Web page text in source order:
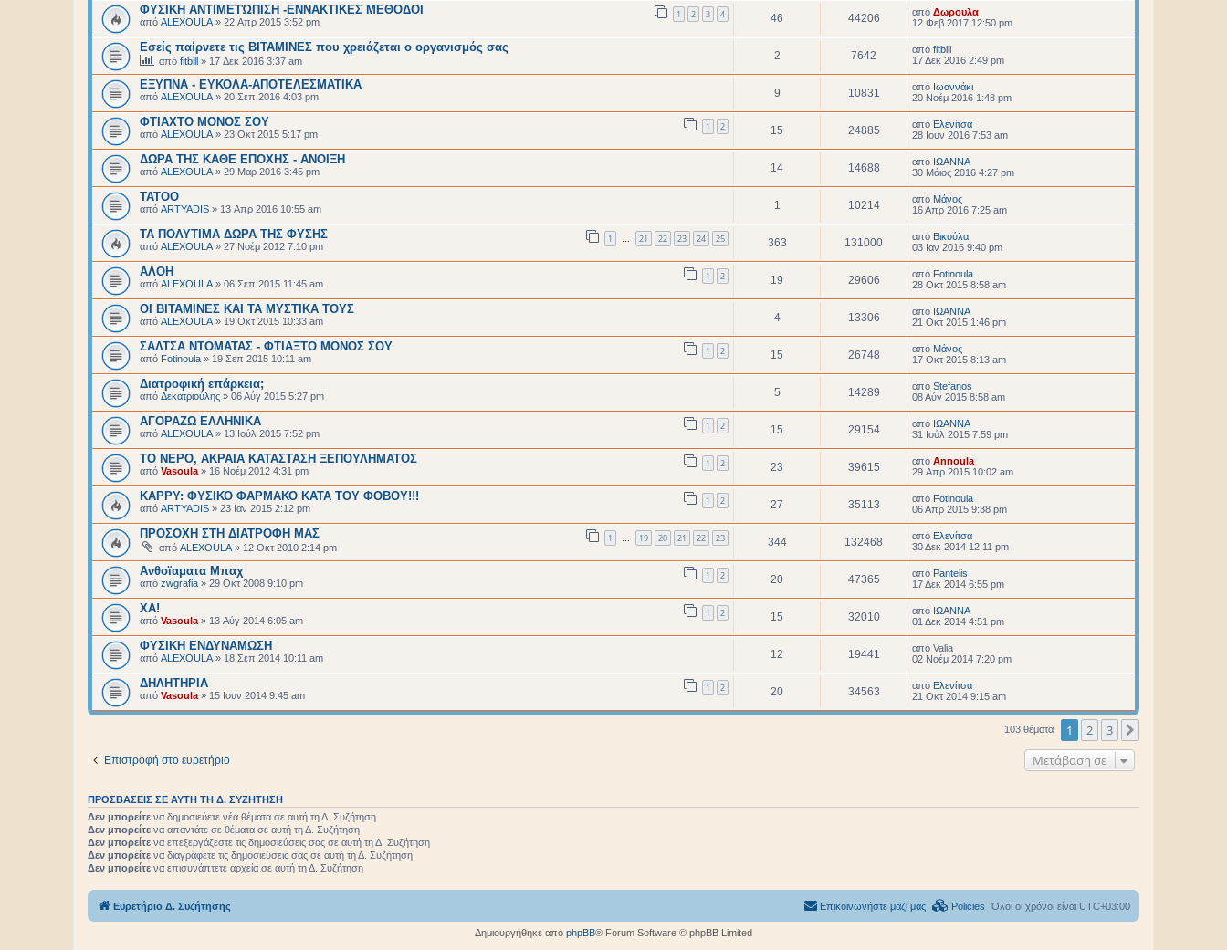
ΦΥΣΙΚΗ ΑΝΤΙΜΕΤΏΠΙΣΗ -ΕΝΝΑΚΤΙΚΕΣ ΜΕΘΟΔΟΙ
από ALEXOULA » 22 Απρ 2015 3:52 pm
1 2 3 4 46 44206 από Δωρουλα
12 Φεβ 2017 12:50 pm
Εσείς παίρνετε τις ΒΙΤΑΜΙΝΕΣ που χρειάζεται ο οργανισμός σας
από fitbill » 17 Δεκ 2016 3:37 am 2 7642 από fitbill
17 Δεκ 2016 2:49 pm
ΕΞΥΠΝΑ - ΕΥΚΟΛΑ-ΑΠΟΤΕΛΕΣΜΑΤΙΚΑ
από ALEXOULA » 20 Σεπ 2016 4:03 pm 9 10831 από Ιωαννάκι
20 Νοέμ 2016 1:48 pm
ΦΤΙΑΧΤΟ ΜΟΝΟΣ ΣΟΥ
από ALEXOULA » 23 Οκτ 2015 5:17 pm
1 2 15 24885 από Ελενίτσα
28 Ιουν 2016 7:53 am
ΔΩΡΑ ΤΗΣ ΚΑΘΕ ΕΠΟΧΗΣ - ΑΝΟΙΞΗ
από ALEXOULA » 29 Μαρ 2016 3:45 pm 14 14688 από ΙΩΑΝΝΑ
30 Μάιος 2016 4:27 pm
ΤΑΤΟΟ
από ARTYADIS » 13 Απρ 2016 10:55 am 1 10214 από Μάνος
16 Απρ 2016 7:25 am
ΤΑ ΠΟΛΥΤΙΜΑ ΔΩΡΑ ΤΗΣ ΦΥΣΗΣ
από ALEXOULA » 27 Νοέμ 2012 7:10 pm
1 … 21 22 23 24 25 363 131000 από Βικούλα
03 Ιαν 2016 9:40 pm
ΑΛΟΗ
από ALEXOULA » 06 Σεπ 2015 11:45 am
1 2 19 29606 από Fotinoula
28 Οκτ 2015 8:58 am
ΟΙ ΒΙΤΑΜΙΝΕΣ ΚΑΙ ΤΑ ΜΥΣΤΙΚΑ ΤΟΥΣ
από ALEXOULA » 19 Οκτ 2015 10:33 am 4 13306 από ΙΩΑΝΝΑ
21 Οκτ 2015 1:46 pm
ΣΑΛΤΣΑ ΝΤΟΜΑΤΑΣ - ΦΤΙΑΞΤΟ ΜΟΝΟΣ ΣΟΥ
από Fotinoula » 19 Σεπ 2015 10:11 am
1 2 15 26748 από Μάνος
17 Οκτ 2015 8:13 am
Διατροφική επάρκεια;
από Δεκατριούλης » 06 Αύγ 2015 5:27 pm 5 14289 από Stefanos
08 Αύγ 2015 8:58 am
ΑΓΟΡΑΖΩ ΕΛΛΗΝΙΚΑ
από ALEXOULA » 13 Ιούλ 2015 7:52 pm
1 2 15 29154 από ΙΩΑΝΝΑ
31 Ιούλ 2015 7:59 pm
ΤΟ ΝΕΡΟ, ΑΚΡΑΙΑ ΚΑΤΑΣΤΑΣΗ ΞΕΠΟΥΛΗΜΑΤΟΣ
από Vasoula » 16 Νοέμ 2012 4:31 pm
1 2 23 39615 από Annoula
29 Απρ 2015 10:02 am
ΚΑΡΡΥ: ΦΥΣΙΚΟ ΦΑΡΜΑΚΟ ΚΑΤΑ ΤΟΥ ΦΟΒΟΥ!!!
από ARTYADIS » 23 Ιαν 2015 2:12 pm
1 2 27 35113 από Fotinoula
06 Απρ 2015 9:38 pm
ΠΡΟΣΟΧΗ ΣΤΗ ΔΙΑΤΡΟΦΗ ΜΑΣ
από ALEXOULA » 12 Οκτ 2010 2:14 pm
1 … 19 20 21 22 23 344 132468 από Ελενίτσα
30 Δεκ 2014 12:11 pm
Ανθοϊαματα Μπαχ
από zwgrafia » 29 Οκτ 2008 9:10 pm
1 2 20 47365 από Pantelis
17 Δεκ 2014 6:55 pm
XA!
από Vasoula » 13 Αύγ 2014 6:05 am
1 2 15 32010 από ΙΩΑΝΝΑ
01 Δεκ 2014 4:51 pm
ΦΥΣΙΚΗ ΕΝΔΥΝΑΜΩΣΗ
από ALEXOULA » 18 Σεπ 2014 10:11 am 12 19441 από Valia
02 Νοέμ 2014 7:20 pm
ΔΗΛΗΤΗΡΙΑ
από Vasoula » 15 Ιουν 2014 9:45 am
1 2 20 34563 από Ελενίτσα
21 Οκτ 2014 9:15 am
103 θέματα 1 2 3
Επιστροφή στο ευρετήριο Μετάβαση σε
ΠΡΟΣΒΆΣΕΙΣ ΣΕ ΑΥΤΉ ΤΗ Δ. ΣΥΖΉΤΗΣΗ
Δεν μπορείτε να δημοσιεύετε νέα θέματα σε αυτή τη Δ. Συζήτηση
Δεν μπορείτε να απαντάτε σε θέματα σε αυτή τη Δ. Συζήτηση
Δεν μπορείτε να επεξεργάζεστε τις δημοσιεύσεις σας σε αυτή τη Δ. Συζήτηση
Δεν μπορείτε να διαγράφετε τις δημοσιεύσεις σας σε αυτή τη Δ. Συζήτηση
Δεν μπορείτε να επισυνάπτετε αρχεία σε αυτή τη Δ. Συζήτηση
Ευρετήριο Δ. Συζήτησης Όλοι οι χρόνοι είναι UTC+03:00
Policies
Επικοινωνήστε μαζί μας
Δημιουργήθηκε από phpBB® Forum Software © phpBB Limited